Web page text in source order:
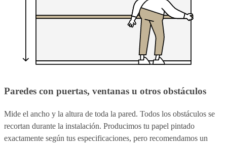
Paredes con puertas, ventanas u otros obstáculos
Mide el ancho y la altura de toda la pared. Todos los obstáculos se
recortan durante la instalación. Producimos tu papel pintado
exactamente según tus especificaciones, pero recomendamos un